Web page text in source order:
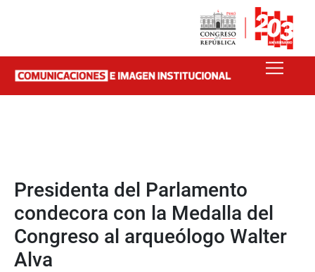
Presidenta del Parlamento
condecora con la Medalla del
Congreso al arqueólogo Walter
Alva